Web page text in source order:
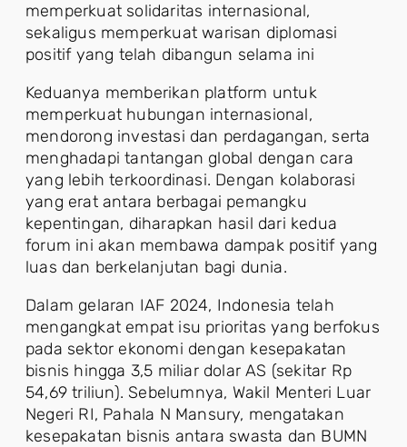
memperkuat solidaritas internasional,
sekaligus memperkuat warisan diplomasi
positif yang telah dibangun selama ini
Keduanya memberikan platform untuk
memperkuat hubungan internasional,
mendorong investasi dan perdagangan, serta
menghadapi tantangan global dengan cara
yang lebih terkoordinasi. Dengan kolaborasi
yang erat antara berbagai pemangku
kepentingan, diharapkan hasil dari kedua
forum ini akan membawa dampak positif yang
luas dan berkelanjutan bagi dunia.
Dalam gelaran IAF 2024, Indonesia telah
mengangkat empat isu prioritas yang berfokus
pada sektor ekonomi dengan kesepakatan
bisnis hingga 3,5 miliar dolar AS (sekitar Rp
54,69 triliun). Sebelumnya, Wakil Menteri Luar
Negeri RI, Pahala N Mansury, mengatakan
kesepakatan bisnis antara swasta dan BUMN